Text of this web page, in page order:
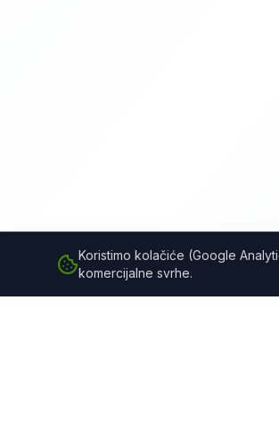
Koristimo kolačiće (Google
komercijalne svrhe.